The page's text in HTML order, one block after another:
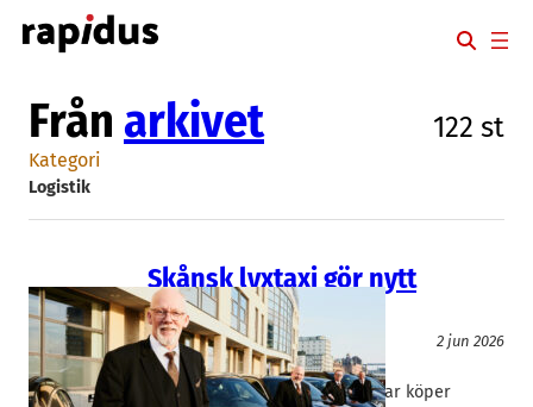
Hoppa
till
Från arkivet 122 st
Kategori
Logistik
Skånsk lyxtaxi gör nytt
förvärv
Logistik
2 jun 2026
The Car
Tord Rosenlund
Privatchaufförsföretaget The Car köper